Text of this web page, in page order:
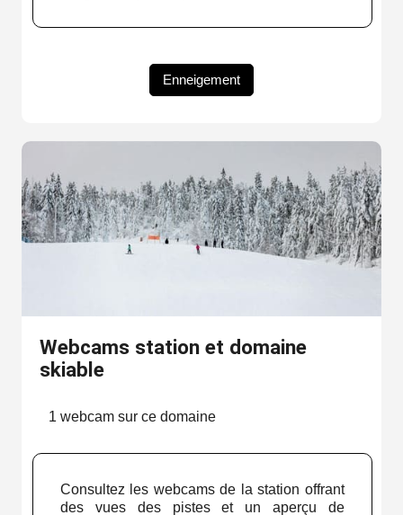
Enneigement
Webcams station et domaine
skiable
1 webcam sur ce domaine
Consultez les webcams de la station offrant
des vues des pistes et un aperçu de